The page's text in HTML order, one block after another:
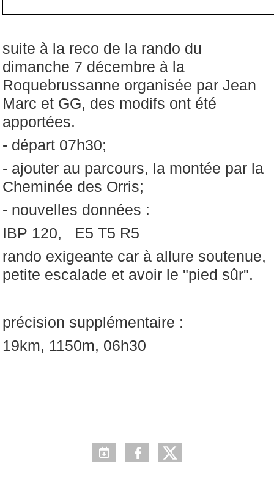
suite à la reco de la rando du
dimanche 7 décembre à la
Roquebrussanne organisée par Jean
Marc et GG, des modifs ont été
apportées.
- départ 07h30;
- ajouter au parcours, la montée par la
Cheminée des Orris;
- nouvelles données :
IBP 120, E5 T5 R5
rando exigeante car à allure soutenue,
petite escalade et avoir le "pied sûr".
précision supplémentaire :
19km, 1150m, 06h30